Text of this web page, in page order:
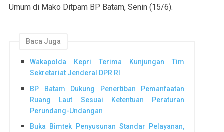
Umum di Mako Ditpam BP Batam, Senin (15/6).
Baca Juga
Wakapolda Kepri Terima Kunjungan Tim
Sekretariat Jenderal DPR RI
BP Batam Dukung Penertiban Pemanfaatan
Ruang Laut Sesuai Ketentuan Peraturan
Perundang-Undangan
Buka Bimtek Penyusunan Standar Pelayanan,